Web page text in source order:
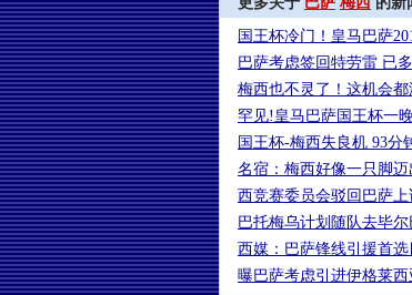
国王杯冷门！皇马巴萨
巴萨考虑签回特劳雷 已
梅西也不灵了！这机会
罕见!皇马巴萨国王杯一
国王杯-梅西失良机 93分
名宿：梅西好像一只脚
西竞赛委员会驳回巴萨
巴托梅乌计划随队去毕
西媒：巴萨锋线引援首
曝巴萨考虑引进伊格莱